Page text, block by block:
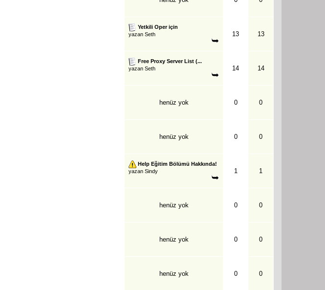
Yetkili Oper için
yazan Seth 13 13
Free Proxy Server List (...
yazan Seth 14 14
henüz yok 0 0
henüz yok 0 0
Help Eğitim Bölümü Hakkında!
yazan Sindy 1 1
henüz yok 0 0
henüz yok 0 0
henüz yok 0 0